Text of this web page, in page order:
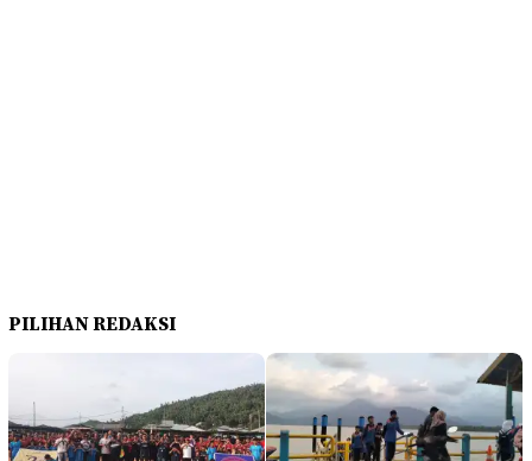
PILIHAN REDAKSI